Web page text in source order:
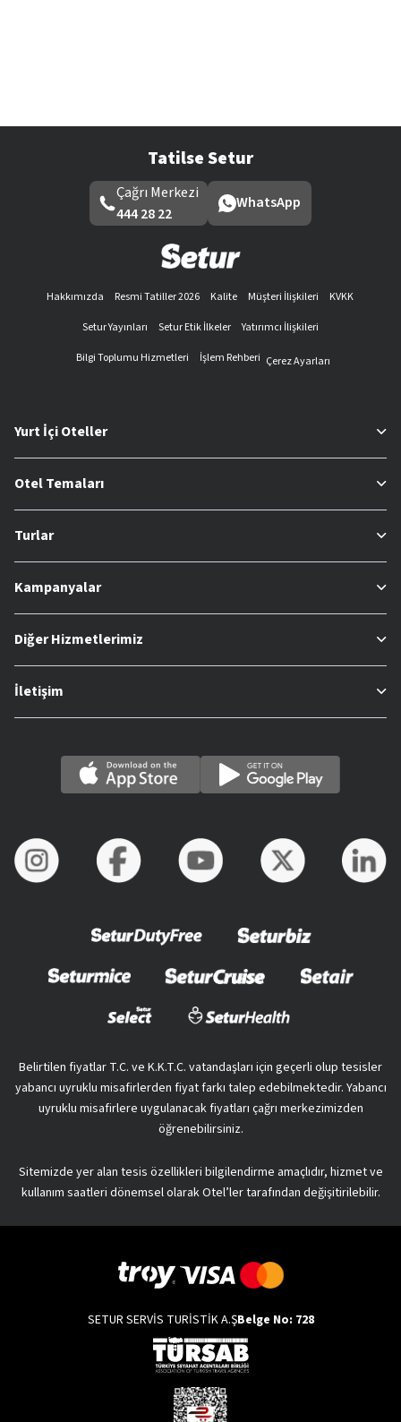
Tatilse Setur
Çağrı Merkezi
444 28 22
WhatsApp
Hakkımızda Resmi Tatiller 2026 Kalite Müşteri İlişkileri
KVKK
Setur Yayınları
Setur Etik İlkeler
Yatırımcı İlişkileri
Bilgi Toplumu Hizmetleri
İşlem Rehberi Çerez Ayarları
Yurt İçi Oteller
Otel Temaları
Turlar
Kampanyalar
Diğer Hizmetlerimiz
İletişim
Belirtilen fiyatlar T.C. ve K.K.T.C. vatandaşları için geçerli olup tesisler
yabancı uyruklu misafirlerden fiyat farkı talep edebilmektedir. Yabancı
uyruklu misafirlere uygulanacak fiyatları çağrı merkezimizden
öğrenebilirsiniz.
Sitemizde yer alan tesis özellikleri bilgilendirme amaçlıdır, hizmet ve
kullanım saatleri dönemsel olarak Otel’ler tarafından değişitirilebilir.
SETUR SERVİS TURİSTİK A.ŞBelge No: 728